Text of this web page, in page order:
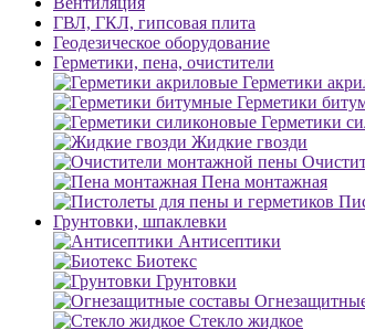
ГВЛ, ГКЛ, гипсовая плита
Геодезическое оборудование
Герметики, пена, очистители
Герметики
Герметики
Герметики
Жидкие гвозди
Пена монтажная
Грунтовки, шпаклевки
Антисептики
Биотекс
Грунтовки
Стекло жидкое